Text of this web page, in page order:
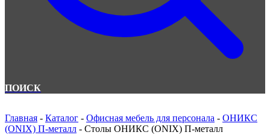
ПОИСК
Главная - Каталог - Офисная мебель для персонала - ОНИКС
(ONIX) П-металл - Столы ОНИКС (ONIX) П-металл